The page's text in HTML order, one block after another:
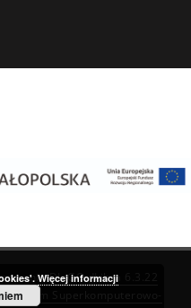
DInGO dLibra 6.3.22
Centrum Superkomputerowo-
Więcej informacji